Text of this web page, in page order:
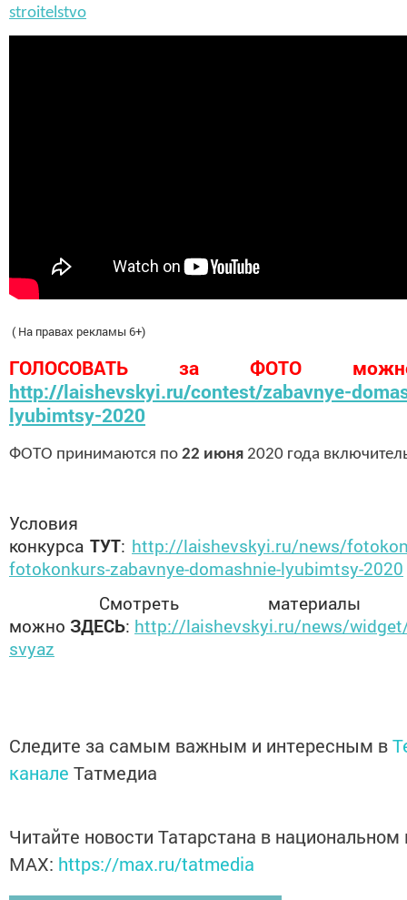
stroitelstvo
( На правах рекламы 6+)
ГОЛОСОВАТЬ за ФОТО
http://laishevskyi.ru/contest/zabavnye-
lyubimtsy-2020
ФОТО принимаются по 22 июня 2020 года
Условия
конкурса ТУТ: http://laishevskyi.ru/news/
fotokonkurs-zabavnye-domashnie-lyubimtsy-2020
Смотреть материалы
можно ЗДЕСЬ: http://laishevskyi.ru/news/
svyaz
Следите за самым важным и интересным в
канале Татмедиа
Читайте новости Татарстана в
MАХ: https://max.ru/tatmedia